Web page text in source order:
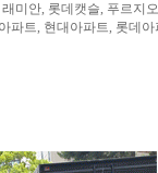
미안, 롯데캣슬, 푸르지
파트, 현대아파트, 롯데